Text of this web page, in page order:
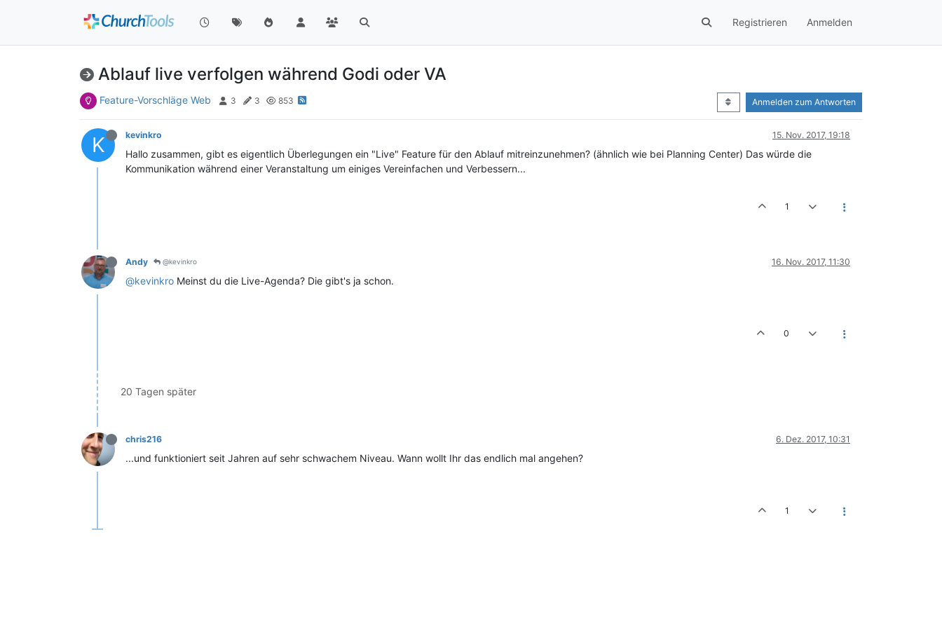
Registrieren Anmelden
Ablauf live verfolgen während Godi oder VA
Feature-Vorschläge Web 3 3 853 Anmelden zum Antworten
K kevinkro 15. Nov. 2017, 19:18
Hallo zusammen, gibt es eigentlich Überlegungen ein "Live" Feature für den Ablauf mitreinzunehmen? (ähnlich wie bei Planning Center) Das würde die
Kommunikation während einer Veranstaltung um einiges Vereinfachen und Verbessern...
1
Andy @kevinkro 16. Nov. 2017, 11:30
@kevinkro Meinst du die Live-Agenda? Die gibt's ja schon.
0
20 Tagen später
chris216 6. Dez. 2017, 10:31
...und funktioniert seit Jahren auf sehr schwachem Niveau. Wann wollt Ihr das endlich mal angehen?
1